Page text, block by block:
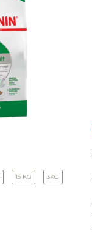
15 KG 3KG